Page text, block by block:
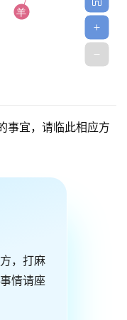
事宜，请临此相应方
，打麻
情请座